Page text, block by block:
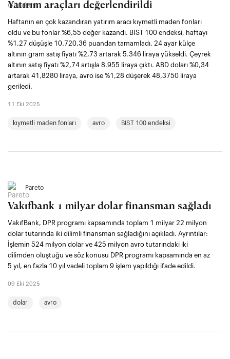
Yatırım araçları değerlendirildi
Haftanın en çok kazandıran yatırım aracı kıymetli maden fonları
oldu ve bu fonlar %6,55 değer kazandı. BIST 100 endeksi, haftayı
%1,27 düşüşle 10.720,36 puandan tamamladı. 24 ayar külçe
altının gram satış fiyatı %2,73 artarak 5.346 liraya yükseldi. Çeyrek
altının satış fiyatı %2,74 artışla 8.955 liraya çıktı. ABD doları %0,34
artarak 41,8280 liraya, avro ise %1,28 düşerek 48,3750 liraya
geriledi.
11 Eki 2025
kıymetli maden fonları avro BIST 100 endeksi
Pareto
Vakıfbank 1 milyar dolar finansman sağladı
VakıfBank, DPR programı kapsamında toplam 1 milyar 22 milyon
dolar tutarında iki dilimli finansman sağladığını açıkladı. Ayrıntılar:
İşlemin 524 milyon dolar ve 425 milyon avro tutarındaki iki
dilimden oluştuğu ve söz konusu DPR programı kapsamında en az
5 yıl, en fazla 10 yıl vadeli toplam 9 işlem yapıldığı ifade edildi.
09 Eki 2025
dolar avro